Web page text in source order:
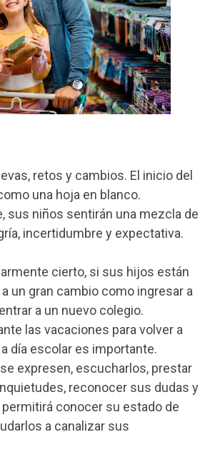
retos y cambios. El inicio del
una hoja en blanco.
sus niños sentirán una mezcla de
incertidumbre y expectativa.
cierto, si sus hijos están
un gran cambio como ingresar a
a un nuevo colegio.
las vacaciones para volver a
día escolar es importante.
expresen, escucharlos, prestar
reconocer sus dudas y
conocer su estado de
a canalizar sus